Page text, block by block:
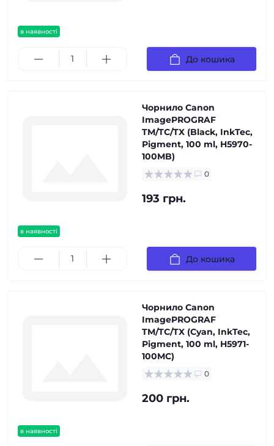
в наявності
До кошика
в наявності
Чорнило Canon
ImagePROGRAF
TM/TC/TX (Black, InkTec,
Pigment, 100 ml, H5970-
100MB)
0
193 грн.
До кошика
в наявності
Чорнило Canon
ImagePROGRAF
TM/TC/TX (Cyan, InkTec,
Pigment, 100 ml, H5971-
100MC)
0
200 грн.